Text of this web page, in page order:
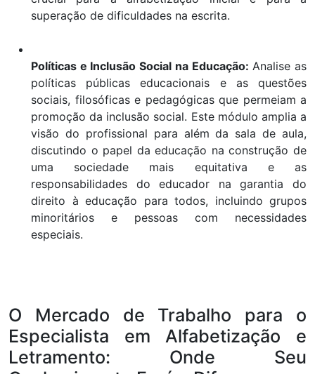
superação de dificuldades na escrita.
Políticas e Inclusão Social na Educação: Analise as
políticas públicas educacionais e as questões
sociais, filosóficas e pedagógicas que permeiam a
promoção da inclusão social. Este módulo amplia a
visão do profissional para além da sala de aula,
discutindo o papel da educação na construção de
uma sociedade mais equitativa e as
responsabilidades do educador na garantia do
direito à educação para todos, incluindo grupos
minoritários e pessoas com necessidades
especiais.
O Mercado de Trabalho para o
Especialista em Alfabetização e
Letramento: Onde Seu